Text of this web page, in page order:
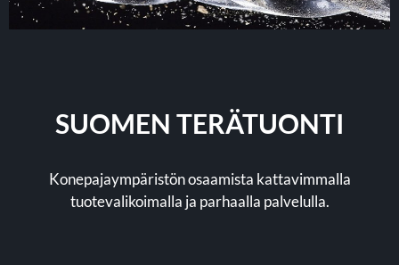
SUOMEN TERÄTUONTI
Konepajaympäristön osaamista kattavimmalla
tuotevalikoimalla ja parhaalla palvelulla.